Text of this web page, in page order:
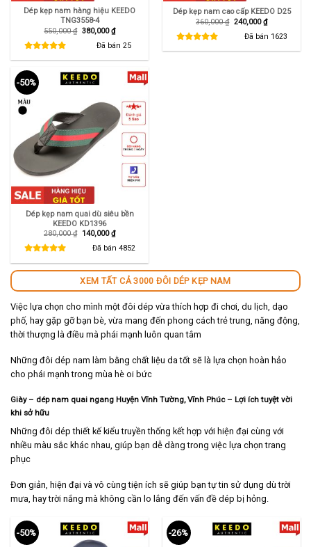
Dép kẹp nam hàng hiệu KEEDO
TNG3558-4
550,000₫ Giá
550,000 ₫.
380,000₫Giá
hiện
tại
là:
Đã bán 25
Dép kẹp nam cao cấp KEEDO D25
360,000₫ Giá
360,000 ₫.
240,000₫Giá
hiện
tại
là:
Đã bán 1623
-50%
Dép kẹp nam quai dù siêu bền
KEEDO KD1396
280,000₫ Giá
140,000₫Giá
hiện
tại
Đã bán 4852
XEM TẤT CẢ 3000 ĐÔI DÉP KẸP NAM
Việc lựa chọn cho mình một đôi dép vừa thích hợp đi chơi, du lịch, dạo
phố, hay gặp gỡ bạn bè, vừa mang đến phong cách trẻ trung, năng động,
thời thượng là điều mà phái mạnh luôn quan tâm
Những đôi dép nam làm bằng chất liệu da tốt sẽ là lựa chọn hoàn hảo
cho phái mạnh trong mùa hè oi bức
Giày – dép nam quai ngang Huyện Vĩnh Tường, Vĩnh Phúc – Lợi ích tuyệt vời
khi sở hữu
Những đôi dép thiết kế kiểu truyền thống kết hợp với hiện đại cùng với
nhiều màu sắc khác nhau, giúp bạn dễ dàng trong việc lựa chọn trang
phục
Đơn giản, hiện đại và vô cùng tiện ích sẽ giúp bạn tự tin sử dụng dù trời
mưa, hay trời nắng mà không cần lo lắng đến vấn đề dép bị hỏng.
-50% -26%